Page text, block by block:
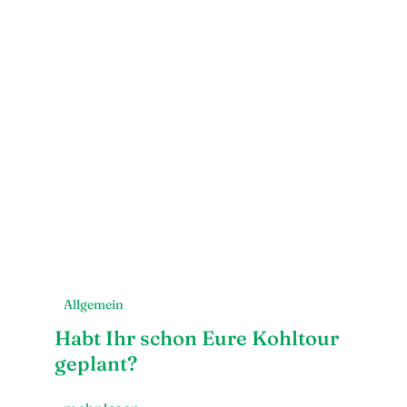
Allgemein
Habt Ihr schon Eure Kohltour
geplant?